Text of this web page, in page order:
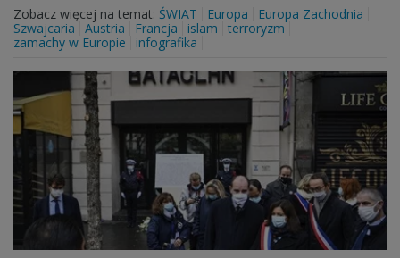
Zobacz więcej na temat: ŚWIAT Europa
Europa Zachodnia
Szwajcaria
Austria Francja islam
terroryzm
zamachy w Europie
infografika